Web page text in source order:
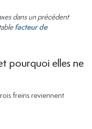
dans un précédent
facteur de
pourquoi elles ne
freins reviennent